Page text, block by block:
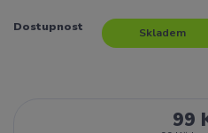
Dostupnost Skladem
99